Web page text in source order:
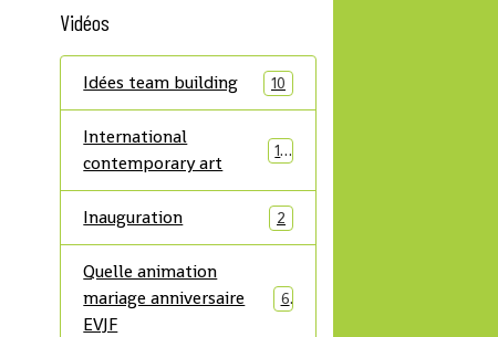
Vidéos
Idées team building 10
International
contemporary art
14
Inauguration 2
Quelle animation
mariage anniversaire
EVJF
6